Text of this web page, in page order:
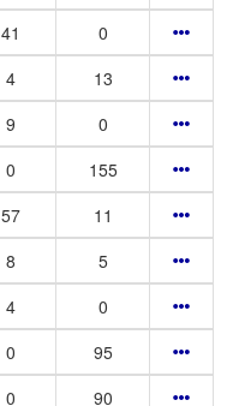
41
0
4
13
9
0
0
155
57
11
8
5
4
0
0
95
0
90